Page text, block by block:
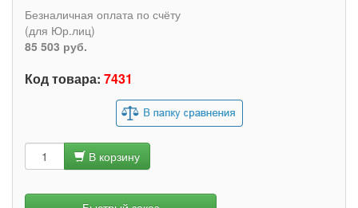
Безналичная оплата по счёту
(для Юр.лиц)
85 503 руб.
Код товара: 7431
В корзину